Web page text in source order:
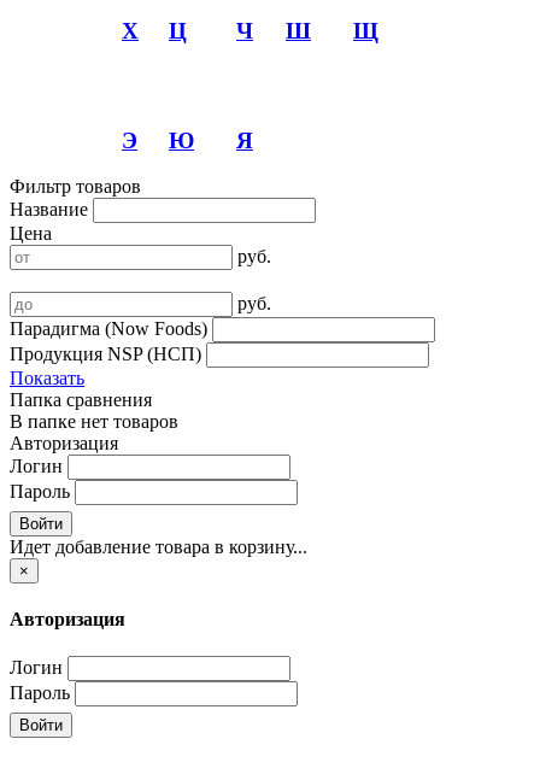
Х Ц Ч Ш Щ
Э Ю Я
Фильтр товаров
Название
Цена
руб.
руб.
Парадигма (Now Foods)
Продукция NSP (НСП)
Показать
Папка сравнения
В папке нет товаров
Авторизация
Логин
Пароль
Войти
Идет добавление товара в корзину...
×
Авторизация
Логин
Пароль
Войти